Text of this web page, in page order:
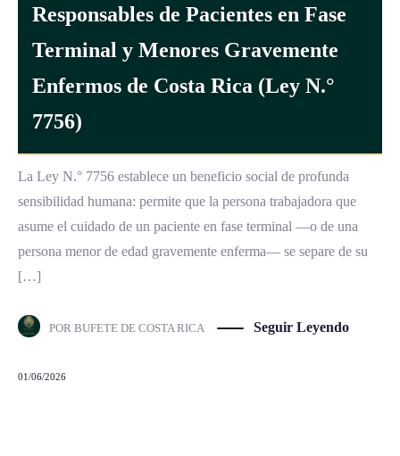
Responsables de Pacientes en Fase
Terminal y Menores Gravemente
Enfermos de Costa Rica (Ley N.°
7756)
La Ley N.° 7756 establece un beneficio social de profunda
sensibilidad humana: permite que la persona trabajadora que
asume el cuidado de un paciente en fase terminal —o de una
persona menor de edad gravemente enferma— se separe de su
[…]
POR BUFETE DE COSTA RICA Seguir Leyendo
01/06/2026